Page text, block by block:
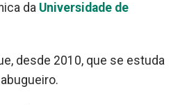
da Universidade de
desde 2010, que se estuda